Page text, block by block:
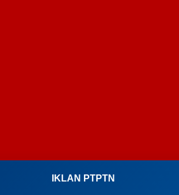
IKLAN PTPTN